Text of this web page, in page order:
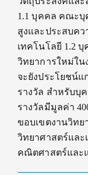
1.1 บุคคล คณะ
สูงและประสบคว
เทคโนโลยี 1.2
วิทยาการใหม่ใ
จะยังประโยชน์แ
รางวัล สำหรับบุ
รางวัลมีมูลค่า
ขอบเขตงานวิท
วิทยาศาสตร์และ
คณิตศาสตร์และ